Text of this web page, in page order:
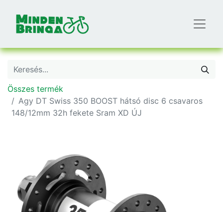
Összes termék
Agy DT Swiss 350 BOOST hátsó disc 6 csavaros
148/12mm 32h fekete Sram XD ÚJ